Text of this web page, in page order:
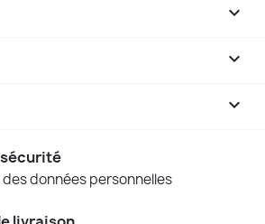


keyboard_arrow_down
données personnelles